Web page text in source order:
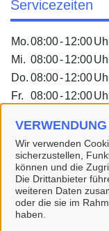
Wir verwenden
sicherzustellen,
können und die
Die Drittanbieter
weiteren Daten
oder die sie im
haben.
Servicezeiten
Mo.08:00-12:00
Mi. 08:00-12:00
Do. 08:00-12:00
Fr.
08:00-12:00
Alle